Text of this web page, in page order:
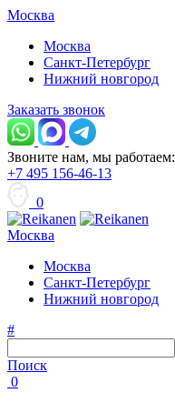
Москва
Москва
Санкт-Петербург
Нижний новгород
Заказать звонок
Звоните нам, мы работаем:
+7 495 156-46-13
0
Москва
Москва
Санкт-Петербург
Нижний новгород
#
Поиск
0